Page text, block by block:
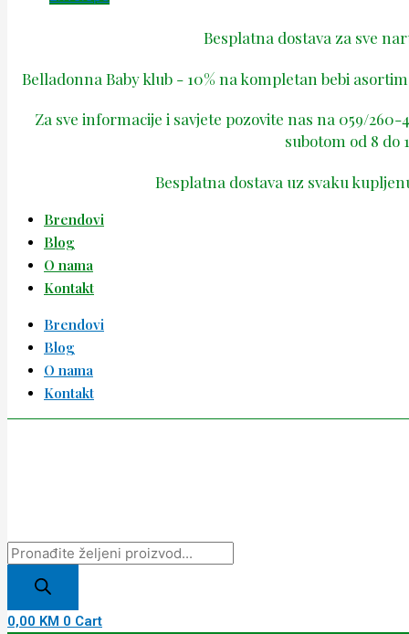
Besplatna dostava za sve
Belladonna Baby klub - 10% na kompletan bebi
Za sve informacije i savjete pozovite nas na 059/
subotom od 8 do
Besplatna dostava uz svaku
Brendovi
Blog
O nama
Kontakt
Brendovi
Blog
O nama
Kontakt
0,00 KM 0 Cart